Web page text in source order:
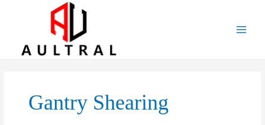
Gantry Shearing